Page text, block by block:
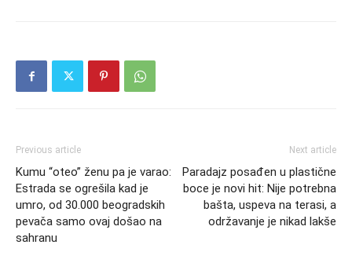
Previous article
Kumu “oteo” ženu pa je varao:
Estrada se ogrešila kad je
umro, od 30.000 beogradskih
pevača samo ovaj došao na
sahranu
Next article
Paradajz posađen u plastične
boce je novi hit: Nije potrebna
bašta, uspeva na terasi, a
održavanje je nikad lakše